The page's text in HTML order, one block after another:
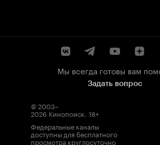
Мы всегда готовы вам
Задать вопрос
© 2003–
2026 Кинопоиск. 18+
Федеральные каналы
доступны для бесплатного
просмотра круглосуточно